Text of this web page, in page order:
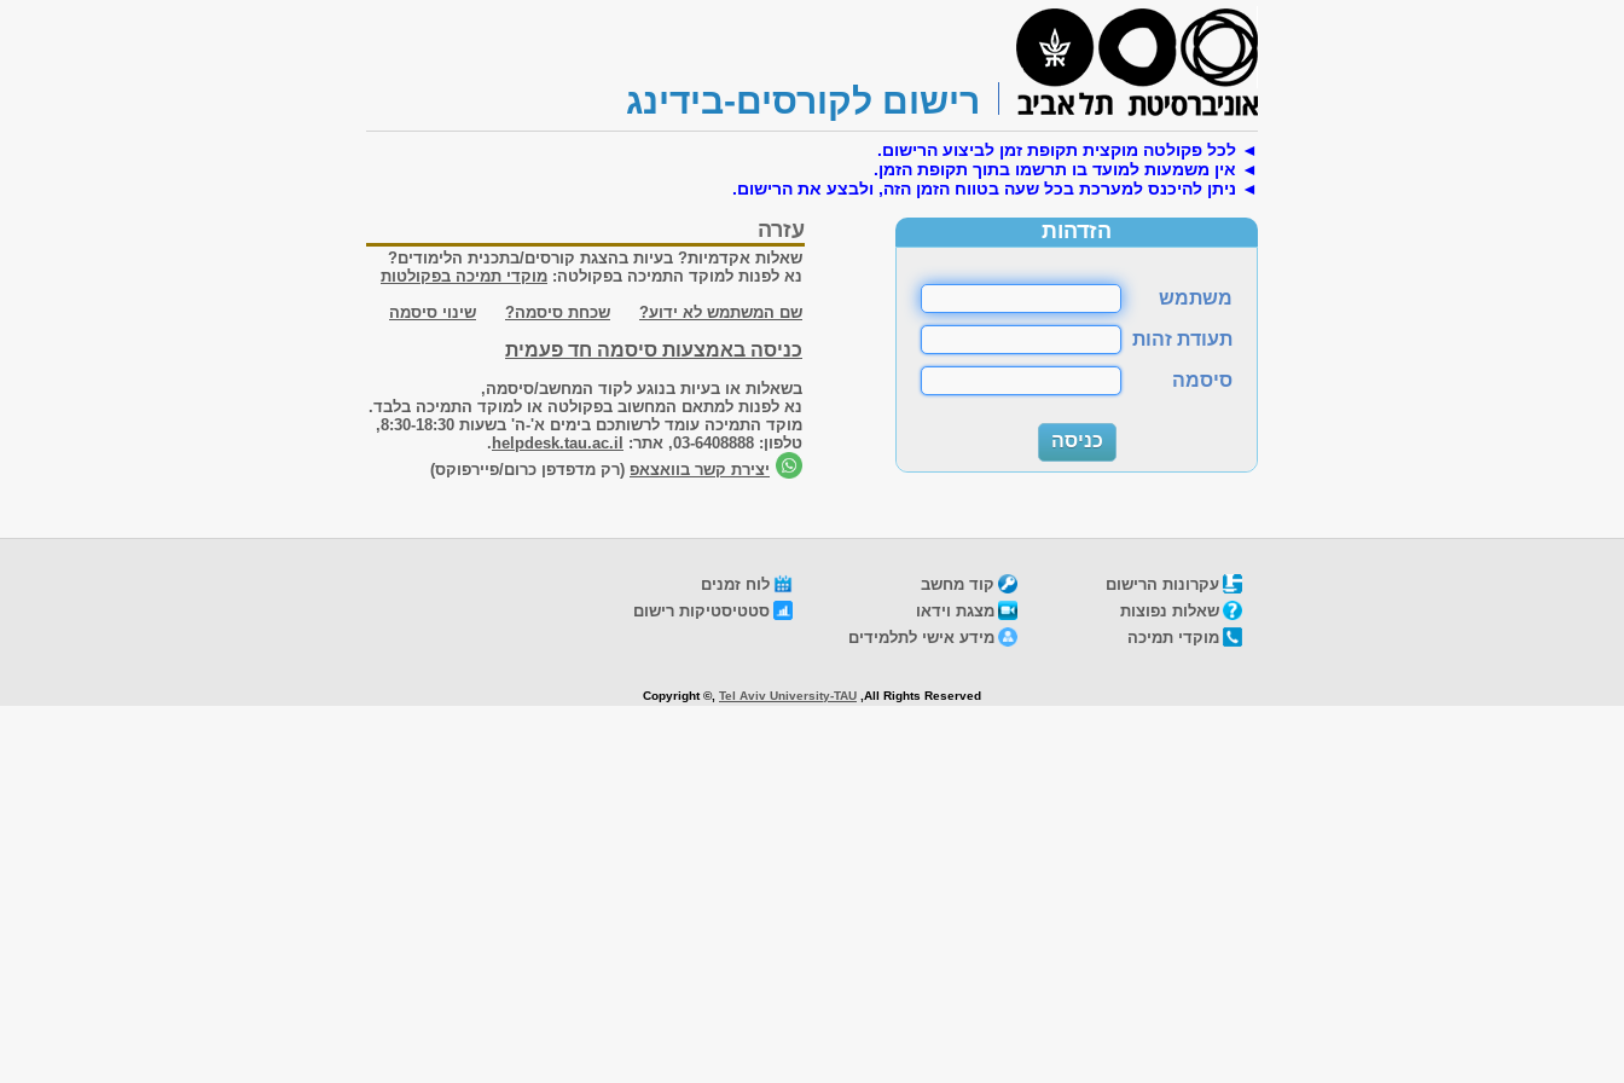
רישום לקורסים-בידינג
◄ לכל פקולטה מוקצית תקופת זמן לביצוע הרישום.
◄ אין משמעות למועד בו תרשמו בתוך תקופת הזמן.
◄ ניתן להיכנס למערכת בכל שעה בטווח הזמן הזה, ולבצע את הרישום.
הזדהות עזרה
משתמש
תעודת זהות
סיסמה
שאלות אקדמיות? בעיות בהצגת קורסים/בתכנית הלימודים?
נא לפנות למוקד התמיכה בפקולטה: מוקדי תמיכה בפקולטות
שם המשתמש לא ידוע?
שכחת סיסמה? שינוי סיסמה
כניסה באמצעות סיסמה חד פעמית
בשאלות או בעיות בנוגע לקוד המחשב/סיסמה,
נא לפנות למתאם המחשוב בפקולטה או למוקד התמיכה בלבד.
מוקד התמיכה עומד לרשותכם בימים א'-ה' בשעות 8:30-18:30,
טלפון: 03-6408888, אתר:
helpdesk.tau.ac.il
.
יצירת קשר בוואצאפ (רק מדפדפן כרום/פיירפוקס)
עקרונות הרישום
שאלות נפוצות
מוקדי תמיכה
קוד מחשב
מצגת וידאו
מידע אישי לתלמידים
לוח זמנים
סטטיסטיקות רישום
Copyright ©, Tel Aviv University-TAU ,All Rights Reserved